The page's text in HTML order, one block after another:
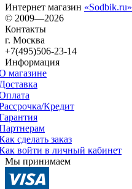
Интернет магазин «Sodbik.ru»
© 2009—2026
Контакты
г. Москва
+7(495)506-23-14
Информация
магазине
Кредит
сделать заказ
войти в личный кабинет
Мы принимаем